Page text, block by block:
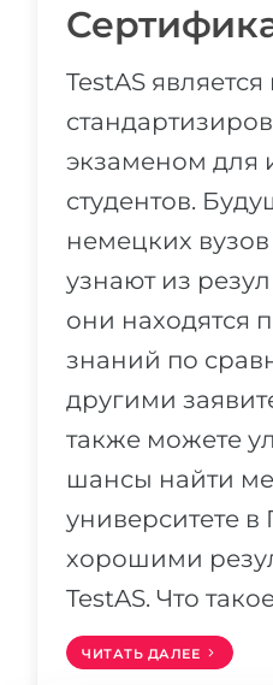
TestAS
экзаменом для
студентов.
немецких
узнают из
они находятся
знаний по
другими
также можете
шансы найти
университете в
хорошими
TestAS. Что
ЧИТАТЬ ДАЛЕЕ